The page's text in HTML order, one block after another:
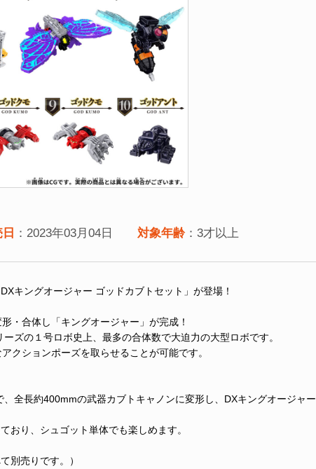
：2023年03月04日 対象年齢：3才以上
キングオージャー ゴッドカブトセット」が登場！
・合体し「キングオージャー」が完成！
ズの１号ロボ史上、最多の合体数で大迫力の大型ロボです。
クションポーズを取らせることが可能です。
全長約400mmの武器カブトキャノンに変形し、DXキングオージャ
おり、シュゴット単体でも楽しめます。
別売りです。）